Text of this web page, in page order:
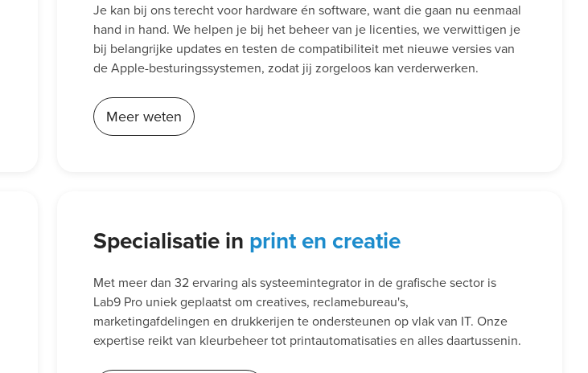
Je kan bij ons terecht voor hardware én software, want die gaan nu eenmaal
hand in hand. We helpen je bij het beheer van je licenties, we verwittigen je
bij belangrijke updates en testen de compatibiliteit met nieuwe versies van
de Apple-besturingssystemen, zodat jij zorgeloos kan verderwerken.
Meer weten
Specialisatie in print en creatie
Met meer dan 32 ervaring als systeemintegrator in de grafische sector is
Lab9 Pro uniek geplaatst om creatives, reclamebureau's,
marketingafdelingen en drukkerijen te ondersteunen op vlak van IT. Onze
expertise reikt van kleurbeheer tot printautomatisaties en alles daartussenin.